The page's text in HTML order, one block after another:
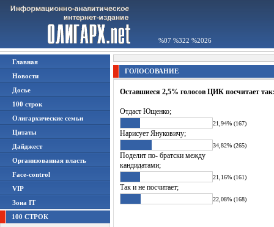
%07 %322 %2026
Главная
Новости
Досье
100 строк
Олигархические семьи
Цитаты
Дайджест
Организованная власть
Face-control
VIP
Зона IT
100 СТРОК
ГОЛОСОВАНИЕ
Оставшиеся 2,5% голосов ЦИК посчитает
Отдаст Ющенко;
21,94% (167)
Нарисует Януковичу;
34,82% (265)
Поделит по- братски между
кандидатами;
21,16% (161)
Так и не посчитает;
22,08% (168)